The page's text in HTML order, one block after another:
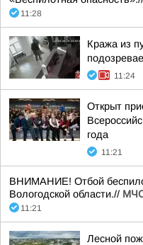
11:28
Кража из
11:24
Открыт
года
11:21
ВНИМАНИЕ! Отбой
Вологодской области.// МЧС
11:21
Лесной